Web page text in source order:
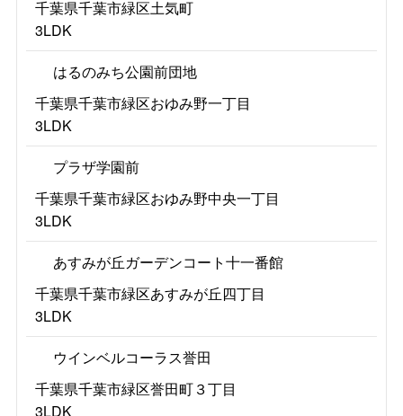
千葉県千葉市緑区土気町
3LDK
はるのみち公園前団地
千葉県千葉市緑区おゆみ野一丁目
3LDK
プラザ学園前
千葉県千葉市緑区おゆみ野中央一丁目
3LDK
あすみが丘ガーデンコート十一番館
千葉県千葉市緑区あすみが丘四丁目
3LDK
ウインベルコーラス誉田
千葉県千葉市緑区誉田町３丁目
3LDK